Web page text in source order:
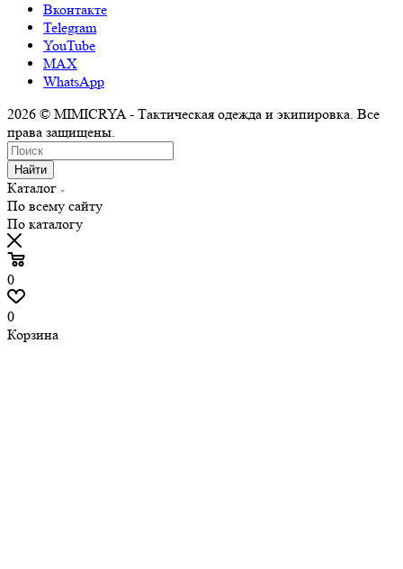
Вконтакте
Telegram
YouTube
MAX
WhatsApp
2026 © MIMICRYA - Тактическая одежда и экипировка. Все
права защищены.
Найти
Каталог
По всему сайту
По каталогу
0
0
Корзина